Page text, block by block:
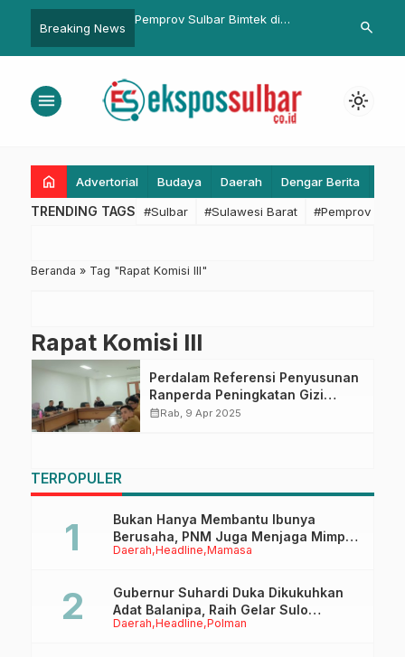
Breaking News
ke Bupati
Pemprov Sulbar Bimtek di
Stunting dan Kemiskinan Ekstrim
Kantor
Penguatan
search
menu light_mode
home Advertorial Budaya Daerah Dengar Berita
TRENDING TAGS #Sulbar #Sulawesi Barat #Pemprov
Beranda » Tag "Rapat Komisi III"
Rapat Komisi III
Perdalam Referensi Penyusunan
Ranperda Peningkatan Gizi
Masyarakat, Pansus DPRD Sulbar
calendar_monthRab, 9 Apr 2025
TERPOPULER
Daerah Headline Mamasa
Bukan Hanya Membantu Ibunya
Berusaha, PNM Juga Menjaga Mimpi
Anaknya Untuk Menggapai Cita-Cita
Daerah Headline Polman
Gubernur Suhardi Duka Dikukuhkan
Adat Balanipa, Raih Gelar Sulo
Tappidena